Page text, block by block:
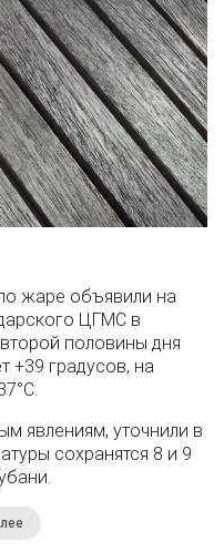
жаре объявили на
ЦГМС в
второй половины дня
+39 градусов, на
явлениям, уточнили в
сохранятся 8 и 9